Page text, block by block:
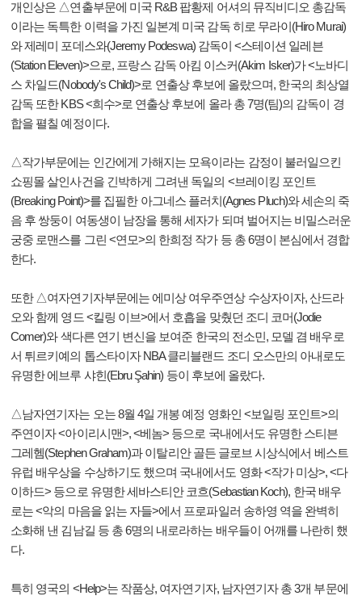
개인상은 △연출부문에 미국 R&B 팝황제 어셔의 뮤직비디오 총감독
이라는 독특한 이력을 가진 일본계 미국 감독 히로 무라이(Hiro Murai)
와 제레미 포데스와(Jeremy Podeswa) 감독이 <스테이션 일레븐
(Station Eleven)>으로, 프랑스 감독 아킴 이스커(Akim Isker)가 <노바디
스 차일드(Nobody's Child)>로 연출상 후보에 올랐으며, 한국의 최상열
감독 또한 KBS <희수>로 연출상 후보에 올라 총 7명(팀)의 감독이 경
합을 펼칠 예정이다.
△작가부문에는 인간에게 가해지는 모욕이라는 감정이 불러일으킨
쇼핑몰 살인사건을 긴박하게 그려낸 독일의 <브레이킹 포인트
(Breaking Point)>를 집필한 아그네스 플러치(Agnes Pluch)와 세손의 죽
음 후 쌍둥이 여동생이 남장을 통해 세자가 되며 벌어지는 비밀스러운
궁중 로맨스를 그린 <연모>의 한희정 작가 등 총 6명이 본심에서 경합
한다.
또한 △여자연기자부문에는 에미상 여우주연상 수상자이자, 산드라
오와 함께 영드 <킬링 이브>에서 호흡을 맞췄던 조디 코머(Jodie
Comer)와 색다른 연기 변신을 보여준 한국의 전소민, 모델 겸 배우로
서 튀르키예의 톱스타이자 NBA 클리블랜드 조디 오스만의 아내로도
유명한 에브루 샤힌(Ebru Şahin) 등이 후보에 올랐다.
△남자연기자는 오는 8월 4일 개봉 예정 영화인 <보일링 포인트>의
주연이자 <아이리시맨>, <베놈> 등으로 국내에서도 유명한 스티븐
그레헴(Stephen Graham)과 이탈리안 골든 글로브 시상식에서 베스트
유럽 배우상을 수상하기도 했으며 국내에서도 영화 <작가 미상>, <다
이하드> 등으로 유명한 세바스티안 코흐(Sebastian Koch), 한국 배우
로는 <악의 마음을 읽는 자들>에서 프로파일러 송하영 역을 완벽히
소화해 낸 김남길 등 총 6명의 내로라하는 배우들이 어깨를 나란히 했
다.
특히 영국의 <Help>는 작품상, 여자연기자, 남자연기자 총 3개 부문에